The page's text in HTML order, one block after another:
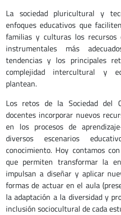
La sociedad pluricultural y
enfoques educativos que
familias y culturas los recursos
instrumentales más
tendencias y los principales
complejidad intercultural y
plantean.
Los retos de la Sociedad del
docentes incorporar nuevos
en los procesos de
diversos escenarios
conocimiento. Hoy contamos
que permiten transformar la
impulsan a diseñar y aplicar
formas de actuar en el aula
la adaptación a la diversidad y
inclusión sociocultural de cada